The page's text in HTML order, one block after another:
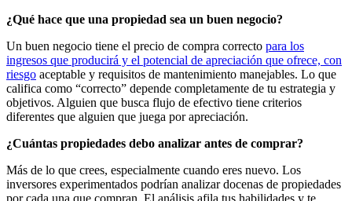
¿Qué hace que una propiedad sea un buen negocio?
Un buen negocio tiene el precio de compra correcto para los
ingresos que producirá y el potencial de apreciación que ofrece, con
riesgo aceptable y requisitos de mantenimiento manejables. Lo que
califica como “correcto” depende completamente de tu estrategia y
objetivos. Alguien que busca flujo de efectivo tiene criterios
diferentes que alguien que juega por apreciación.
¿Cuántas propiedades debo analizar antes de comprar?
Más de lo que crees, especialmente cuando eres nuevo. Los
inversores experimentados podrían analizar docenas de propiedades
por cada una que compran. El análisis afila tus habilidades y te